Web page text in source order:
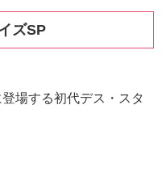
ズSP
場する初代デス・スタ